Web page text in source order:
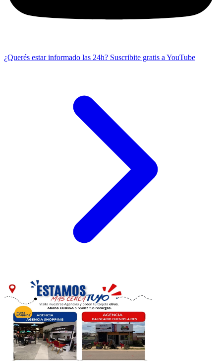
¿Querés estar informado las 24h? Suscribite gratis a YouTube